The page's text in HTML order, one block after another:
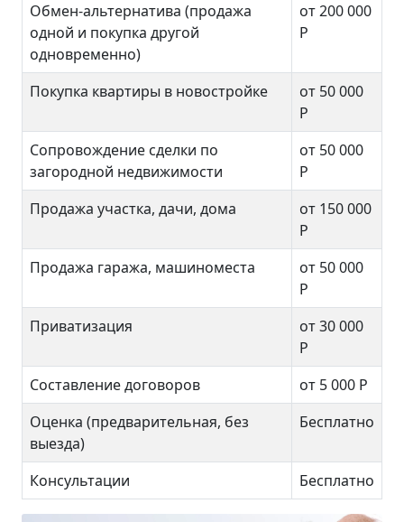
Обмен-альтернатива (продажа
одной и покупка другой
одновременно)
от 200 000
Р
Покупка квартиры в новостройке
от 50 000
Р
Сопровождение сделки по
загородной недвижимости
от 50 000
Р
Продажа участка, дачи, дома
от 150 000
Р
Продажа гаража, машиноместа
от 50 000
Р
Приватизация
от 30 000
Р
Составление договоров
от 5 000 Р
Оценка (предварительная, без
выезда)
Бесплатно
Консультации Бесплатно